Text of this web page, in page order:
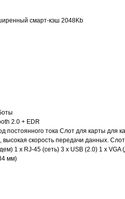
смарт-кэш 2048Kb
2.0 + EDR
постоянного тока Слот для карты для
скорость передачи данных.
1 x RJ-45 (сеть) 3 x USB (2.0) 1 x VGA
мм)